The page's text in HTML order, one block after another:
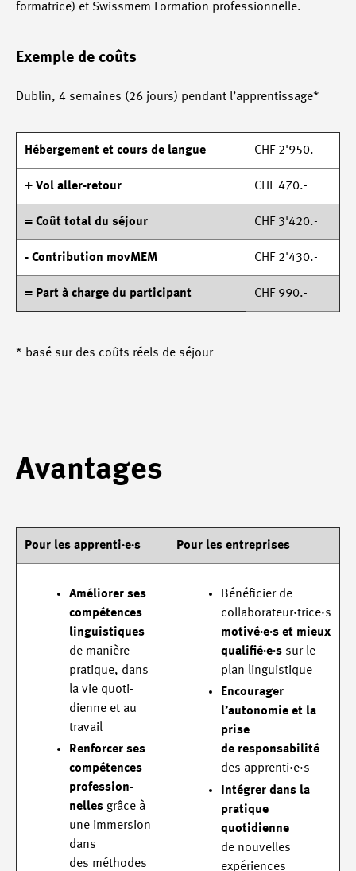
formatrice) et Swissmem Formation professionnelle.
Exemple de coûts
Dublin, 4 semaines (26 jours) pendant l’apprentissage*
Hébergement et cours de langue CHF 2'950.-
+ Vol aller-retour CHF 470.-
= Coût total du séjour CHF 3'420.-
- Contribution movMEM CHF 2'430.-
= Part à charge du participant CHF 990.-
* basé sur des coûts réels de séjour
Avantages
Pour les apprenti·e·s Pour les entreprises
Améliorer ses
compétences
linguistiques
de manière
pratique, dans
la vie quoti-
dienne et au
travail
Renforcer ses
compétences
profession-
nelles grâce à
une immersion
dans
des méthodes
Bénéficier de
collaborateur·trice·s
motivé·e·s et mieux
qualifié·e·s sur le
plan linguistique
Encourager
l’autonomie et la
prise
de responsabilité
des apprenti·e·s
Intégrer dans la
pratique
quotidienne
de nouvelles
expériences